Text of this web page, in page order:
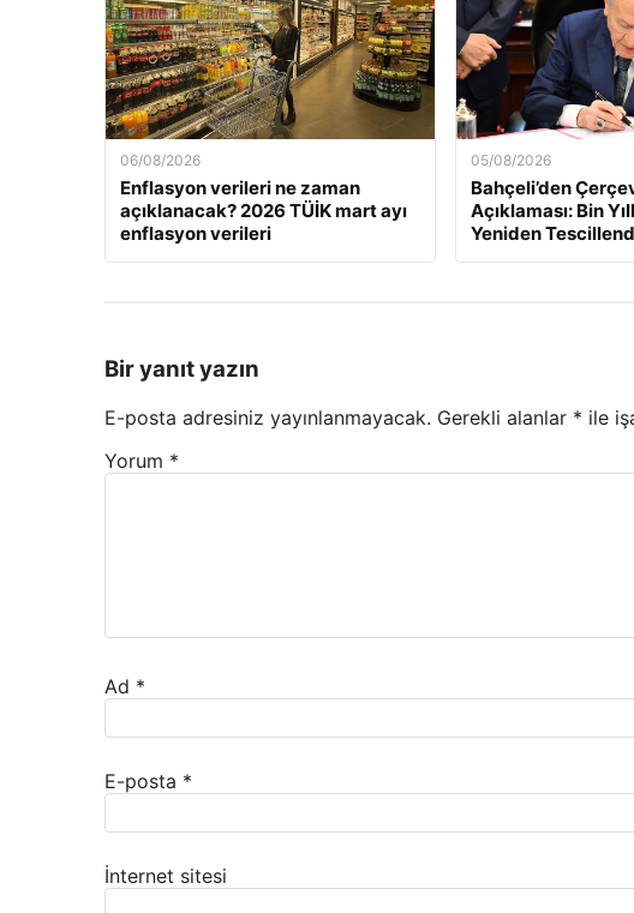
06/08/2026
Enflasyon verileri ne zaman
açıklanacak? 2026 TÜİK mart ayı
enflasyon verileri
05/08/2026
Bahçeli’den
Açıklaması: Bin
Yeniden
Bir yanıt yazın
E-posta adresiniz yayınlanmayacak. Gerekli alanlar * ile
Yorum *
Ad *
E-posta *
İnternet sitesi